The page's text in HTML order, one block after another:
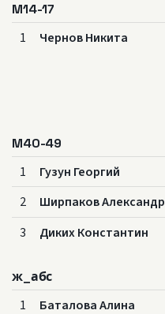
M14-17
1 Чернов Никита
M40-49
1 Гузун Георгий
2 Ширпаков Александр
3 Диких Константин
ж_абс
1 Баталова Алина